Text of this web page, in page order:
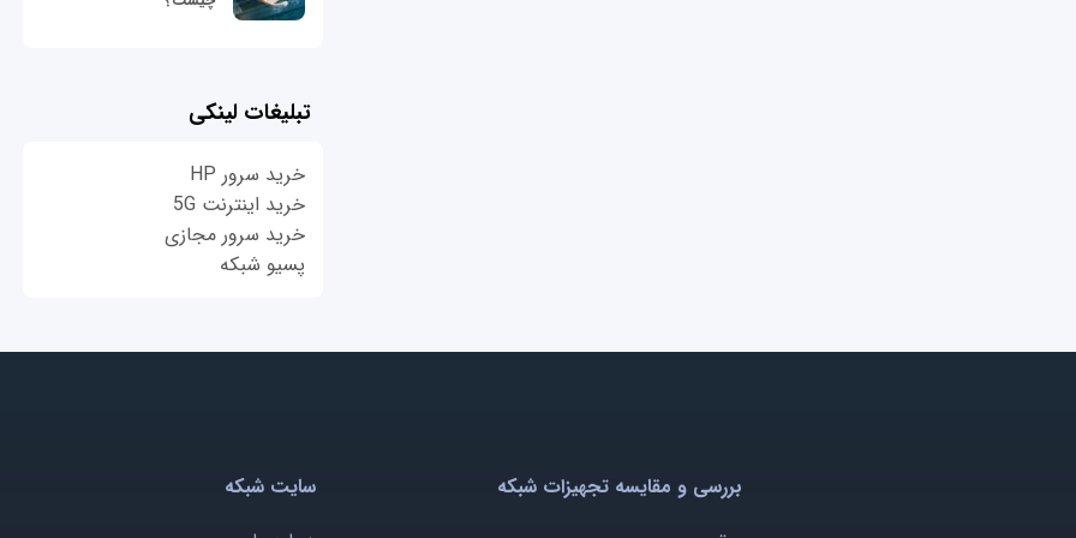
تبلیغات لینکی
خرید سرور HP
خرید اینترنت 5G
خرید سرور مجازی
پسیو شبکه
بررسی و مقایسه تجهیزات شبکه
سایت شبکه